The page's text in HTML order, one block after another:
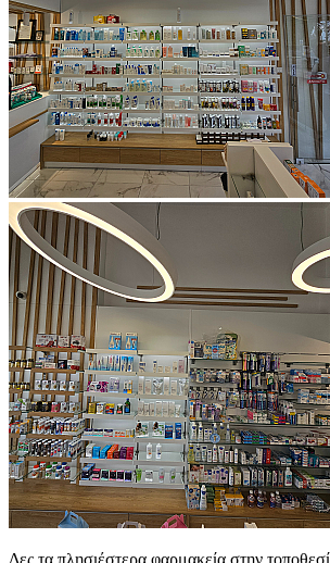
Δες τα πλησιέστερα φαρμακεία στην